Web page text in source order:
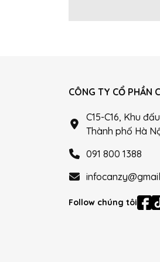
CÔNG TY CỔ PHẦN
C15-C16, Khu
Thành phố Hà
091 800 1388
Follow chúng tôi